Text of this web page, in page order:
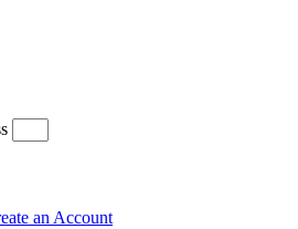
an Account